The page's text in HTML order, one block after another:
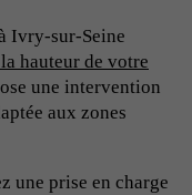
Ivry-sur-Seine
hauteur de votre
une intervention
aux zones
une prise en charge